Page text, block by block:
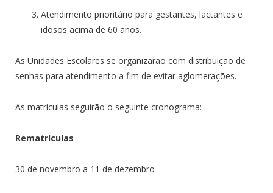
Atendimento prioritário para gestantes, lactantes e
idosos acima de 60 anos.
As Unidades Escolares se organizarão com distribuição de
senhas para atendimento a fim de evitar aglomerações.
As matrículas seguirão o seguinte cronograma:
Rematrículas
30 de novembro a 11 de dezembro